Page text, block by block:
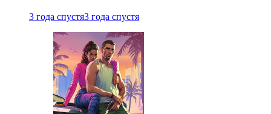
3 года спустя3 года спустя